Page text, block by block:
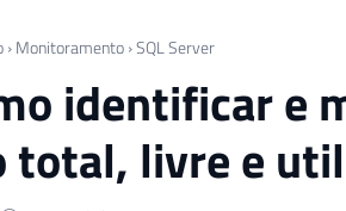
› Monitoramento ›SQL Server
identificar e
total, livre e